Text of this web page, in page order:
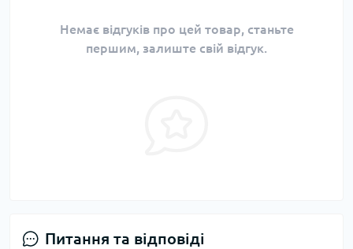
Немає відгуків про цей товар, станьте
першим, залиште свій відгук.
Питання та відповіді